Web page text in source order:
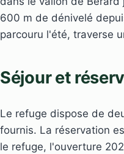
600 m de dénivelé
parcouru l'été, traverse
Séjour et
Le refuge dispose de
fournis. La réservation
le refuge, l'ouverture